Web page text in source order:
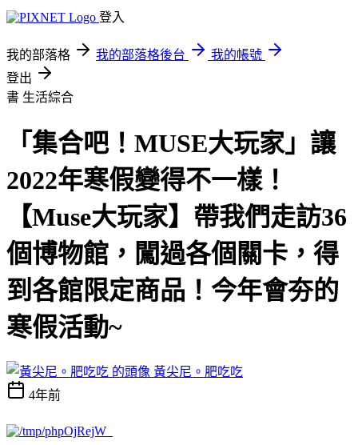
登入
我的部落格 我的部落格後台
我的帳號
登出
書 生活綜合
「集合吧！MUSE大玩家」讓
2022年寒假變得不一樣！
【Muse大玩家】帶我們走訪36
個博物館，闖過各個關卡，得
到各館限定商品！今年會夯的
寒假活動~
黃尖尼。肥吃吃
4年前